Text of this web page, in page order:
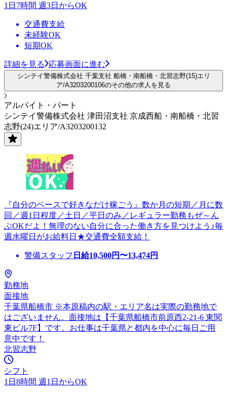
1日7時間 週3日からOK
交通費支給
未経験OK
短期OK
詳細を見る 応募画面に進む
シンテイ警備株式会社 千葉支社 船橋・南船橋・北習志野(15)エリ
ア/A3203200106のその他の求人を見る
アルバイト・パート
シンテイ警備株式会社 津田沼支社 京成西船・南船橋・北習
志野(24)エリア/A3203200132
『自分のペースで好きなだけ稼ごう』数か月の短期／月に数
回／週1日程度／土日／平日のみ／レギュラー勤務もぜ～ん
ぶOKだよ！無理のない自分に合った働き方を見つけよう♪毎
週水曜日がお給料日★交通費全額支給！
警備スタッフ 日給10,500円〜13,474円
勤務地
面接地
千葉県船橋市 ※本原稿内の駅・エリア名は実際の勤務地で
はございません。面接地は【千葉県船橋市前原西2-21-6 東関
東ビル7F】です。お仕事は千葉県と都内を中心に毎日ご用
意中です！
北習志野
シフト
1日8時間 週1日からOK